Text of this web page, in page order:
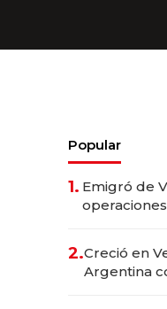
Popular
1. Emigró de
2.Creció en
Argentina